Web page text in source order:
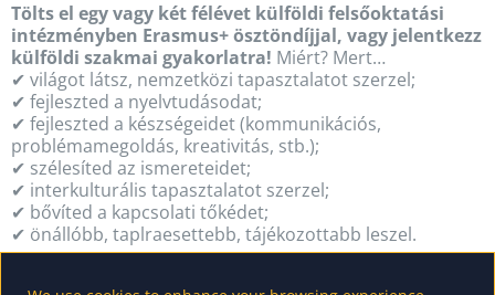
Tölts el egy vagy két félévet külföldi felsőoktatási
intézményben Erasmus+ ösztöndíjjal, vagy jelentkezz
külföldi szakmai gyakorlatra! Miért? Mert…
✔ világot látsz, nemzetközi tapasztalatot szerzel;
✔ fejleszted a nyelvtudásodat;
✔ fejleszted a készségeidet (kommunikációs,
problémamegoldás, kreativitás, stb.);
✔ szélesíted az ismereteidet;
✔ interkulturális tapasztalatot szerzel;
✔ bővíted a kapcsolati tőkédet;
✔ önállóbb, taplraesettebb, tájékozottabb leszel.